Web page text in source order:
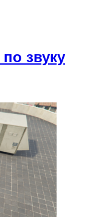
звуку